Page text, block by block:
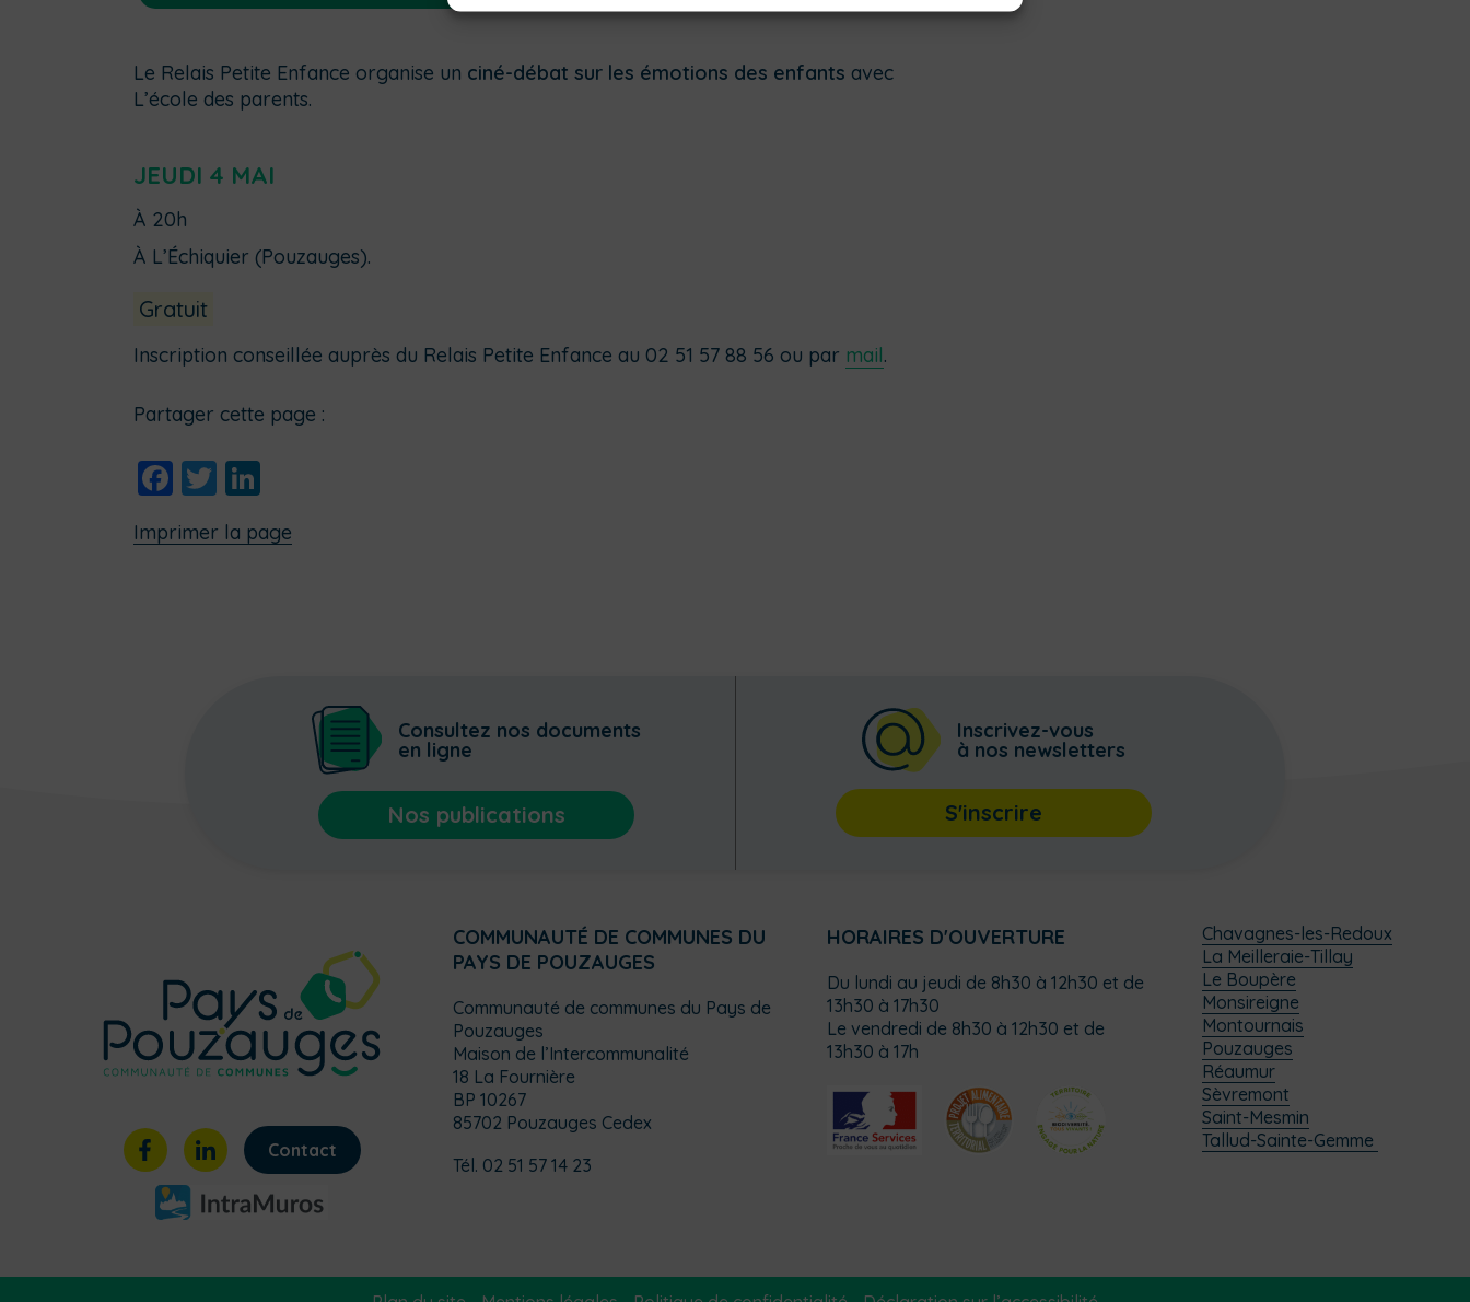
Le Relais Petite Enfance organise un ciné-débat sur les émotions des enfants avec
L’école des parents.
JEUDI 4 MAI
À 20h
À L’Échiquier (Pouzauges).
Gratuit
Inscription conseillée auprès du Relais Petite Enfance au 02 51 57 88 56 ou par mail.
Partager cette page :
Facebook
Twitter
Imprimer la page
Consultez nos documents
en ligne
Nos publications
Inscrivez-vous
à nos newsletters
S'inscrire
Contact
COMMUNAUTÉ DE COMMUNES DU
PAYS DE POUZAUGES
Communauté de communes du Pays de
Pouzauges
Maison de l’Intercommunalité
18 La Fournière
BP 10267
85702 Pouzauges Cedex
Tél. 02 51 57 14 23
HORAIRES D'OUVERTURE
Du lundi au jeudi de 8h30 à 12h30 et de
13h30 à 17h30
Le vendredi de 8h30 à 12h30 et de
13h30 à 17h
Chavagnes-les-Redoux
La Meilleraie-Tillay
Le Boupère
Monsireigne
Montournais
Pouzauges
Réaumur
Sèvremont
Saint-Mesmin
Tallud-Sainte-Gemme